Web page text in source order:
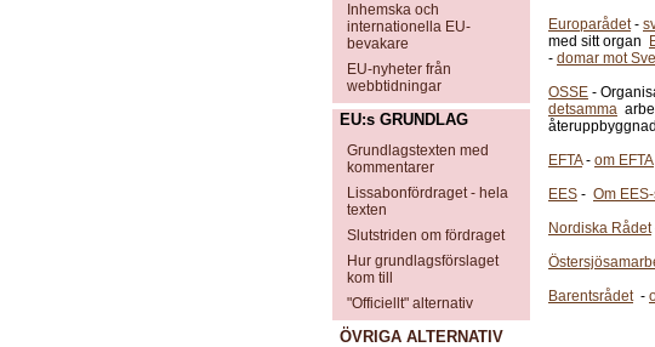
Inhemska och
internationella EU-
bevakare
EU-nyheter från
webbtidningar
EU:s GRUNDLAG
Grundlagstexten med
kommentarer
Lissabonfördraget - hela
texten
Slutstriden om fördraget
Hur grundlagsförslaget
kom till
"Officiellt" alternativ
ÖVRIGA ALTERNATIV
Europarådet-
med sitt organ
- domar mot
OSSE -
detsamma
EFTA- om EFTA
EES - Om
Nordiska Rådet
Barentsrådet-